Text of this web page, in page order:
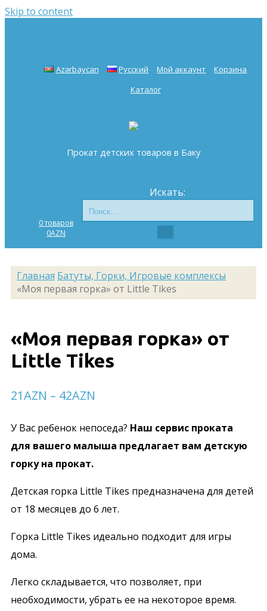
Skip to content
Azərbaycan Русский Мой аккаунт
Корзина
Каталог
Прокат детских товаров в Баку
0 товаров
0AZN
Искать:
Главная Батуты, Горки, Игровые комплексы
«Моя первая горка» от Little Tikes
«Моя первая горка» от
Little Tikes
21AZN – 42AZN
У Вас ребенок непоседа? Наш сервис проката
для вашего малыша предлагает вам детскую
горку на прокат.
Детская горка Little Tikes предназначена для детей
от 18 месяцев до 6 лет.
Горка Little Tikes идеально подходит для игры
дома.
Легко складывается, что позволяет, при
необходимости, убрать ее на некоторое время.